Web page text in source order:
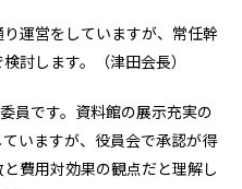
運営をしていますが、常任幹
討します。（津田会長）
員です。資料館の展示充実の
いますが、役員会で承認が得
費用対効果の観点だと理解し